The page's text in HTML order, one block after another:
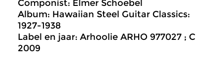
Componist: Elmer Schoebel
Album: Hawaiian Steel Guitar Classics:
1927-1938
Label en jaar: Arhoolie ARHO 977027 ; C
2009